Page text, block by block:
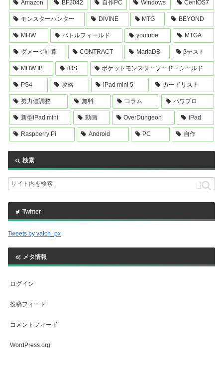
Amazon BF2042 自作PC Windows CentOS7
モンスターハンター DIVINE MTG BEYOND
MHW バトルフィールド youtube MTGA
ダメージ計算 CONTRACT MariaDB βテスト
MHW:IB iOS ポケットモンスターソード・シールド
PS4 攻略 iPad mini 5 カードリスト
努力値調整 無料 コラム パワプロ
新型iPad mini 動画 OverDungeon iPad
Raspberry Pi Android PC 自作
検索
Twitter
Tweets by vatch_px
メタ情報
ログイン
投稿フィード
コメントフィード
WordPress.org